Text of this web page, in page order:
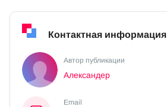
Контактная информация
Автор публикации
Александер
Email